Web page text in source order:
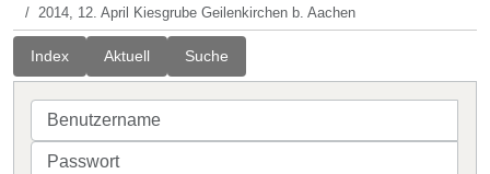
2014, 12. April Kiesgrube Geilenkirchen b. Aachen
Index Aktuell Suche
Benutzername
Passwort